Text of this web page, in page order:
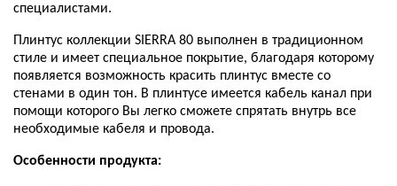
специалистами.
Плинтус коллекции SIERRA 80 выполнен в традиционном
стиле и имеет специальное покрытие, благодаря которому
появляется возможность красить плинтус вместе со
стенами в один тон. В плинтусе имеется кабель канал при
помощи которого Вы легко сможете спрятать внутрь все
необходимые кабеля и провода.
Особенности продукта: